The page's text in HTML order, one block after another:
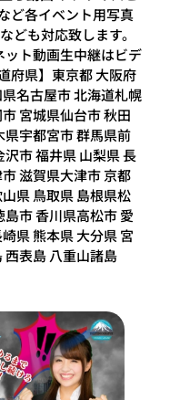
ど各イベント用写真
ども対応致します。
ット動画生中継はビデ
府県】東京都 大阪府
名古屋市 北海道札幌
宮城県仙台市 秋田
県宇都宮市 群馬県前
市 福井県 山梨県 長
滋賀県大津市 京都
県 鳥取県 島根県松
市 香川県高松市 愛
県 熊本県 大分県 宮
西表島 八重山諸島